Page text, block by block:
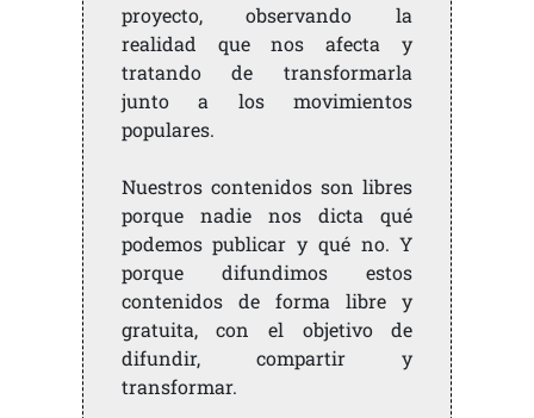
proyecto, observando la
realidad que nos afecta y
tratando de transformarla
junto a los movimientos
populares.
Nuestros contenidos son libres
porque nadie nos dicta qué
podemos publicar y qué no. Y
porque difundimos estos
contenidos de forma libre y
gratuita, con el objetivo de
difundir, compartir y
transformar.